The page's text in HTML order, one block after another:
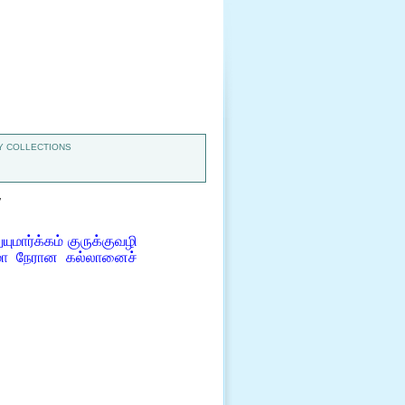
COLLECTIONS
குருக்குவழி
நேரான கல்லானைச்